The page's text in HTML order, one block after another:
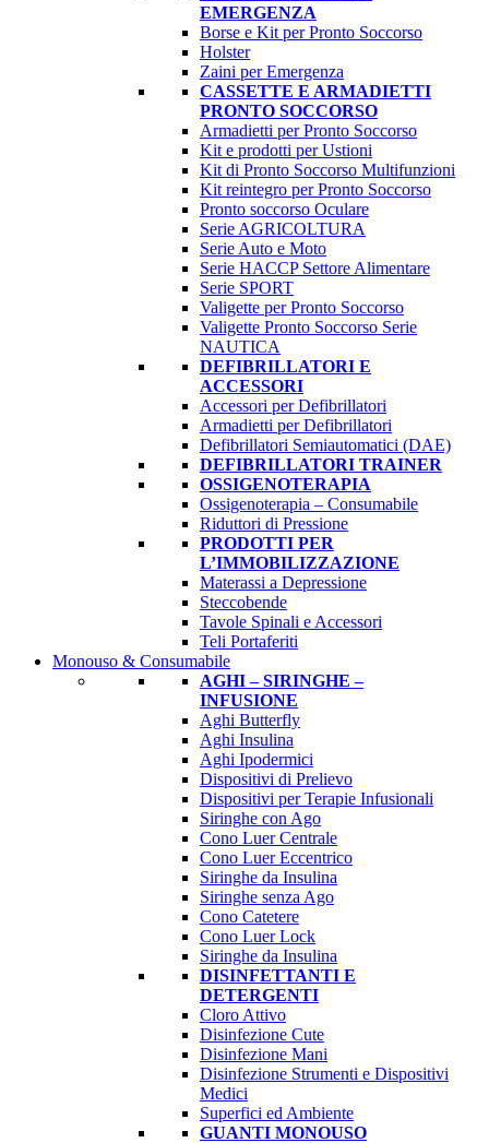
EMERGENZA
Borse e Kit per Pronto Soccorso
Holster
Zaini per Emergenza
CASSETTE E ARMADIETTI
PRONTO SOCCORSO
Armadietti per Pronto Soccorso
Kit e prodotti per Ustioni
Kit di Pronto Soccorso Multifunzioni
Kit reintegro per Pronto Soccorso
Pronto soccorso Oculare
Serie AGRICOLTURA
Serie Auto e Moto
Serie HACCP Settore Alimentare
Serie SPORT
Valigette per Pronto Soccorso
Valigette Pronto Soccorso Serie
NAUTICA
DEFIBRILLATORI E
ACCESSORI
Accessori per Defibrillatori
Armadietti per Defibrillatori
Defibrillatori Semiautomatici (DAE)
DEFIBRILLATORI TRAINER
OSSIGENOTERAPIA
Ossigenoterapia – Consumabile
Riduttori di Pressione
PRODOTTI PER
L’IMMOBILIZZAZIONE
Materassi a Depressione
Steccobende
Tavole Spinali e Accessori
Teli Portaferiti
Monouso & Consumabile
AGHI – SIRINGHE –
INFUSIONE
Aghi Butterfly
Aghi Insulina
Aghi Ipodermici
Dispositivi di Prelievo
Dispositivi per Terapie Infusionali
Siringhe con Ago
Cono Luer Centrale
Cono Luer Eccentrico
Siringhe da Insulina
Siringhe senza Ago
Cono Catetere
Cono Luer Lock
Siringhe da Insulina
DISINFETTANTI E
DETERGENTI
Cloro Attivo
Disinfezione Cute
Disinfezione Mani
Disinfezione Strumenti e Dispositivi
Medici
Superfici ed Ambiente
GUANTI MONOUSO